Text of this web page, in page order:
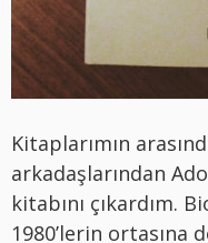
Kitaplarımın
arkadaşlarından
kitabını çıkardım.
1980’lerin ortasına